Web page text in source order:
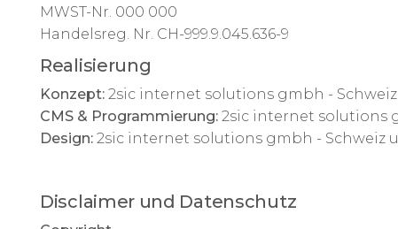
MWST-Nr. 000 000
Handelsreg. Nr. CH-999.9.045.636-9
Realisierung
Konzept: 2sic internet solutions gmbh -
CMS & Programmierung: 2sic internet solutions
Design: 2sic internet solutions gmbh - Schweiz
Disclaimer und Datenschutz